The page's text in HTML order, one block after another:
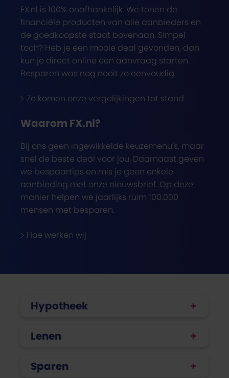
FX.nl is 100% onafhankelijk. We tonen de
financiële producten van alle aanbieders en
de goedkoopste staat bovenaan. Simpel
toch? Heb je een mooie deal gevonden, dan
kun je direct online een aanvraag starten.
Besparen was nog nooit zo eenvoudig.
Zo komen onze vergelijkingen tot stand
Waarom FX.nl?
Bij ons geen ingewikkelde keuzemenu’s, maar
snel de beste deal voor jou. Daarnaast geven
we bespaartips en mis je geen enkele
aanbieding met onze nieuwsbrief. Op deze
manier helpen we jaarlijks ruim 100.000
mensen met besparen.
Hoe werken wij
Hypotheek
Lenen
Sparen